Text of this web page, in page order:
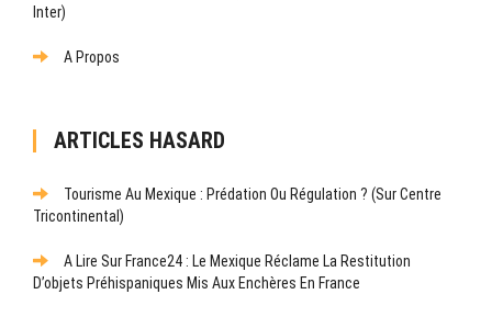
Inter)
A Propos
ARTICLES HASARD
Tourisme Au Mexique : Prédation Ou Régulation ? (Sur Centre
Tricontinental)
A Lire Sur France24 : Le Mexique Réclame La Restitution
D’objets Préhispaniques Mis Aux Enchères En France